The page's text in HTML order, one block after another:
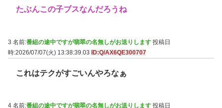
たぶんこの子ブスなんだろうね
3 名前:番組の途中ですが翡翠の名無しがお送りします 投稿日
時:2026/07/07(火) 13:38:39.03 ID:Q/AX6QE300707
これはテクがすごいんやろなぁ
4 名前:番組の途中ですが翡翠の名無しがお送りします 投稿日